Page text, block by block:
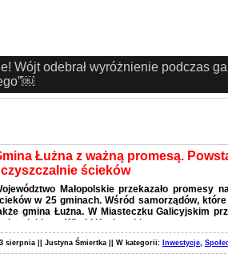
zapisy na zajęcia, warsztaty i
Łużna z ważną promesą.
ścieków
Małopolskie przekazało promesy
w 25 gminach. Wśród samorządów,
gmina Łużna. W Miasteczku Galicyjskim
małopolskiego, Witold Kozłowski.
3 sierpnia || Justyna Śmiertka || W kategorii: Inwestycje